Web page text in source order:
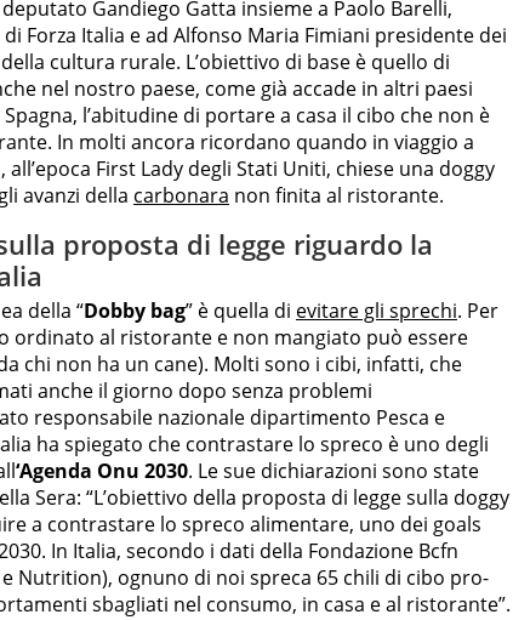
Gandiego Gatta insieme a Paolo Barelli,
Forza Italia e ad Alfonso Maria Fimiani presidente dei
cultura rurale. L’obiettivo di base è quello di
nel nostro paese, come già accade in altri paesi
l’abitudine di portare a casa il cibo che non è
In molti ancora ricordano quando in viaggio a
, all’epoca First Lady degli Stati Uniti, chiese una doggy
avanzi della carbonara non finita al ristorante.
proposta di legge riguardo la
della “Dobby bag” è quella di evitare gli sprechi. Per
ordinato al ristorante e non mangiato può essere
chi non ha un cane). Molti sono i cibi, infatti, che
anche il giorno dopo senza problemi
responsabile nazionale dipartimento Pesca e
ha spiegato che contrastare lo spreco è uno degli
‘Agenda Onu 2030. Le sue dichiarazioni sono state
Sera: “L’obiettivo della proposta di legge sulla doggy
a contrastare lo spreco alimentare, uno dei goals
In Italia, secondo i dati della Fondazione Bcfn
Nutrition), ognuno di noi spreca 65 chili di cibo pro-
sbagliati nel consumo, in casa e al ristorante”.